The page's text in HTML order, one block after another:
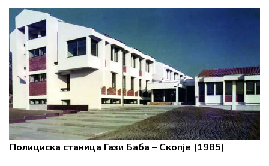
Полициска станица Гази Баба – Скопје (1985)